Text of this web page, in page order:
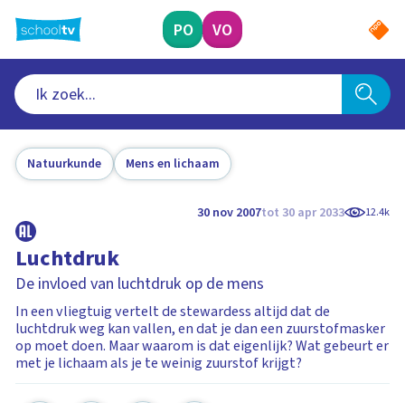
naar
hoofdinhoud
PO VO
Natuurkunde Mens en lichaam
30 nov 2007tot 30 apr 2033 12.4k
Luchtdruk
De invloed van luchtdruk op de mens
In een vliegtuig vertelt de stewardess altijd dat de
luchtdruk weg kan vallen, en dat je dan een zuurstofmasker
op moet doen. Maar waarom is dat eigenlijk? Wat gebeurt er
met je lichaam als je te weinig zuurstof krijgt?